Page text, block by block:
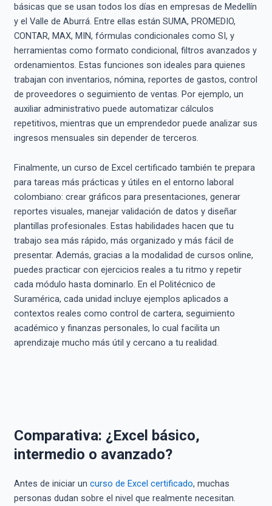
básicas que se usan todos los días en empresas de Medellín
y el Valle de Aburrá. Entre ellas están SUMA, PROMEDIO,
CONTAR, MAX, MIN, fórmulas condicionales como SI, y
herramientas como formato condicional, filtros avanzados y
ordenamientos. Estas funciones son ideales para quienes
trabajan con inventarios, nómina, reportes de gastos, control
de proveedores o seguimiento de ventas. Por ejemplo, un
auxiliar administrativo puede automatizar cálculos
repetitivos, mientras que un emprendedor puede analizar sus
ingresos mensuales sin depender de terceros.
Finalmente, un curso de Excel certificado también te prepara
para tareas más prácticas y útiles en el entorno laboral
colombiano: crear gráficos para presentaciones, generar
reportes visuales, manejar validación de datos y diseñar
plantillas profesionales. Estas habilidades hacen que tu
trabajo sea más rápido, más organizado y más fácil de
presentar. Además, gracias a la modalidad de cursos online,
puedes practicar con ejercicios reales a tu ritmo y repetir
cada módulo hasta dominarlo. En el Politécnico de
Suramérica, cada unidad incluye ejemplos aplicados a
contextos reales como control de cartera, seguimiento
académico y finanzas personales, lo cual facilita un
aprendizaje mucho más útil y cercano a tu realidad.
Comparativa: ¿Excel básico,
intermedio o avanzado?
Antes de iniciar un curso de Excel certificado, muchas
personas dudan sobre el nivel que realmente necesitan.